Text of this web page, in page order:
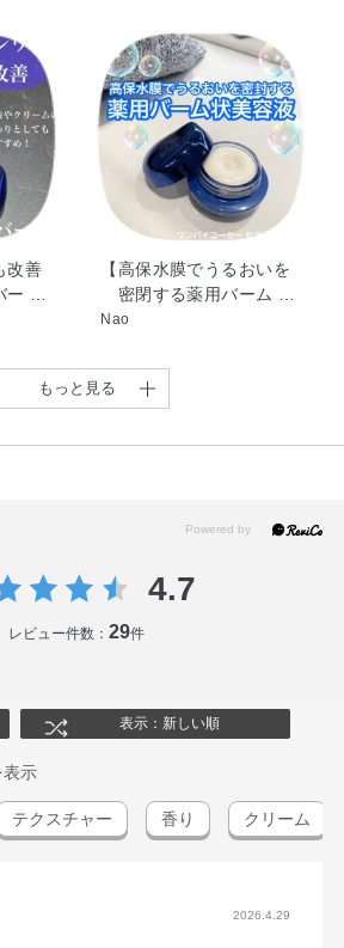
きは、やや少なめの量をお使いください。
プリペア＞
にお使い下さい。
3回押した量をとり、肌にやさしくなじませ
＊
スト済み（ニキビのもとになりにくい処
わけではありません。
りますか？
トリウム、カルナウバロウ、コメヌ
ンジカルボン酸ビスエトキシジグリ
多糖体、スクワラン、塩化ナトリウ
リスタリンワックス、フェノキシエ
ベン、香料、カラメル
成分
ープリペア
（米エキスNo．11）※、精製水、1，
チル－L－ヒドロキシプロリン、アセ
トリウム、イリス根エキス、カンゾ
エキス、酵母エキス（1）、天然ビ
リコール、ジェランガム、テトラオ
チレンコレステリルエーテル、ポリ
マシ油、リン酸一水素ナトリウム、
改善
ー …
【高保水膜でうるおいを
密閉する薬用バーム …
Nao
シールド …
Ｎ …
シールド …
もっと見る
4.7
レビュー件数： 29件
表示：新しい順
表示
テクスチャー 香り クリーム
2026.4.29